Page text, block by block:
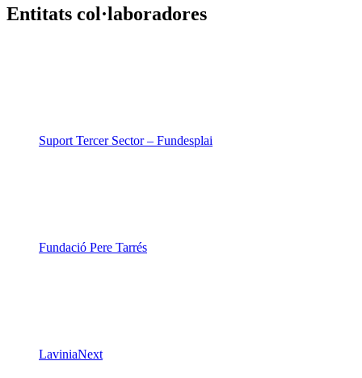
Entitats col·laboradores
Suport Tercer Sector – Fundesplai
Fundació Pere Tarrés
LaviniaNext